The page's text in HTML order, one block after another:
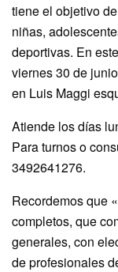
tiene el objetivo
niñas,
deportivas. En
viernes 30 de
en Luis Maggi
Atiende los días
Para turnos o
3492641276.
Recordemos que
completos, que
generales, con
de profesionales